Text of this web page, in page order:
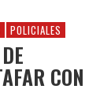
POLICIALES
CON